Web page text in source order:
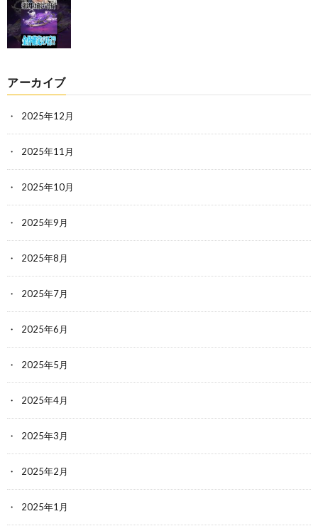
アーカイブ
2025年12月
2025年11月
2025年10月
2025年9月
2025年8月
2025年7月
2025年6月
2025年5月
2025年4月
2025年3月
2025年2月
2025年1月